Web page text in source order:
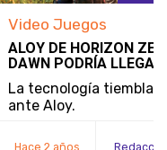
Video Juegos
ALOY DE HORIZON
DAWN PODRÍA LLEGAR
¿REALIDAD O SIMPLE
DESEO?
La tecnología tiembla
ante Aloy.
Hace 2 años